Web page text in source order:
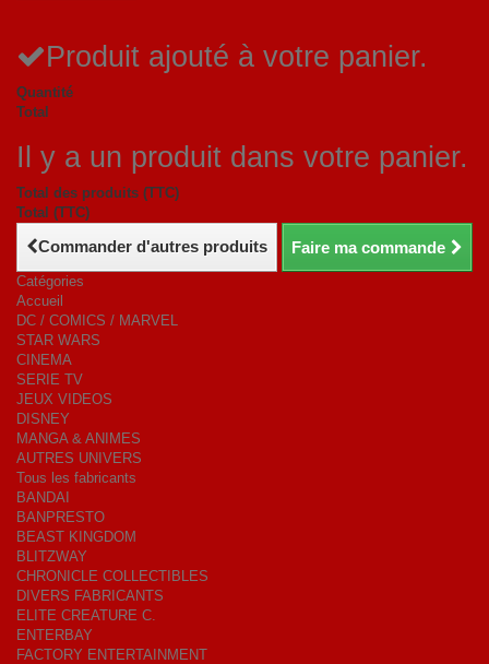
Produit ajouté à votre panier.
Quantité
Total
Il y a un produit dans votre panier.
Total des produits (TTC)
Total (TTC)
Commander d'autres produits Faire ma commande
Catégories
Accueil
DC / COMICS / MARVEL
STAR WARS
CINEMA
SERIE TV
JEUX VIDEOS
DISNEY
MANGA & ANIMES
AUTRES UNIVERS
Tous les fabricants
BANDAI
BANPRESTO
BEAST KINGDOM
BLITZWAY
CHRONICLE COLLECTIBLES
DIVERS FABRICANTS
ELITE CREATURE C.
ENTERBAY
FACTORY ENTERTAINMENT